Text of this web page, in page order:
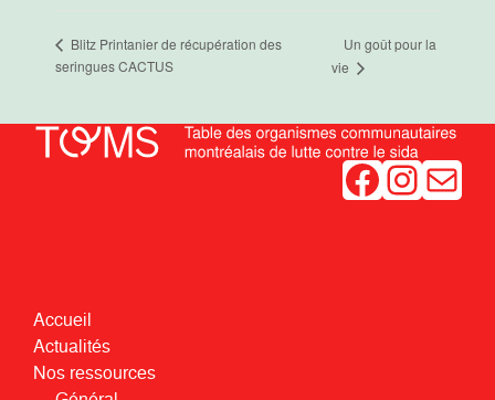
Blitz Printanier de récupération des
seringues CACTUS
Un goût pour la
vie
Facebook Instagram
Accueil
Actualités
Nos ressources